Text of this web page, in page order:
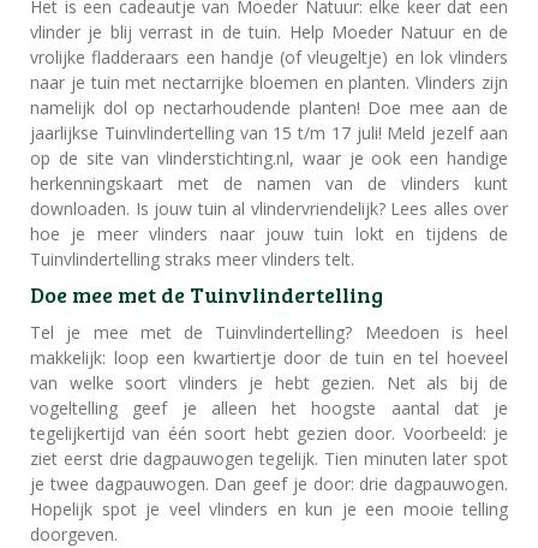
Het is een cadeautje van Moeder Natuur: elke keer dat een
vlinder je blij verrast in de tuin. Help Moeder Natuur en de
vrolijke fladderaars een handje (of vleugeltje) en lok vlinders
naar je tuin met nectarrijke bloemen en planten. Vlinders zijn
namelijk dol op nectarhoudende planten! Doe mee aan de
jaarlijkse Tuinvlindertelling van 15 t/m 17 juli! Meld jezelf aan
op de site van vlinderstichting.nl, waar je ook een handige
herkenningskaart met de namen van de vlinders kunt
downloaden. Is jouw tuin al vlindervriendelijk? Lees alles over
hoe je meer vlinders naar jouw tuin lokt en tijdens de
Tuinvlindertelling straks meer vlinders telt.
Doe mee met de Tuinvlindertelling
Tel je mee met de Tuinvlindertelling? Meedoen is heel
makkelijk: loop een kwartiertje door de tuin en tel hoeveel
van welke soort vlinders je hebt gezien. Net als bij de
vogeltelling geef je alleen het hoogste aantal dat je
tegelijkertijd van één soort hebt gezien door. Voorbeeld: je
ziet eerst drie dagpauwogen tegelijk. Tien minuten later spot
je twee dagpauwogen. Dan geef je door: drie dagpauwogen.
Hopelijk spot je veel vlinders en kun je een mooie telling
doorgeven.